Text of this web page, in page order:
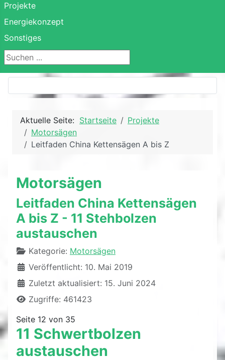
Projekte
Energiekonzept
Sonstiges
Suchen ...
Aktuelle Seite: Startseite
Projekte
Motorsägen
Leitfaden China Kettensägen A bis Z
Motorsägen
Leitfaden China Kettensägen
A bis Z - 11 Stehbolzen
austauschen
DetailsKategorie: Motorsägen
Veröffentlicht: 10. Mai 2019
Zuletzt aktualisiert: 15. Juni 2024
Zugriffe: 461423
Seite 12 von 35
11 Schwertbolzen
austauschen